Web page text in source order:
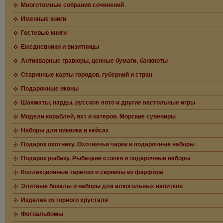
Многотомные собрания сочинений
Именные книги
Гостевые книги
Ежедневники и визитницы
Антикварные гравюры, ценные бумаги, банкноты
Старинные карты городов, губерний и стран
Подарочные иконы
Шахматы, нарды, русское лото и другие настольные игры
Модели кораблей, яхт и катеров. Морские сувениры
Наборы для пикника в кейсах
Подарок охотнику. Охотничьи чарки и подарочные наборы
Подарок рыбаку. Рыбацкие стопки и подарочные наборы
Коллекционные тарелки и сервизы из фарфора
Элитные бокалы и наборы для алкогольных напитков
Изделия из горного хрусталя
Фотоальбомы